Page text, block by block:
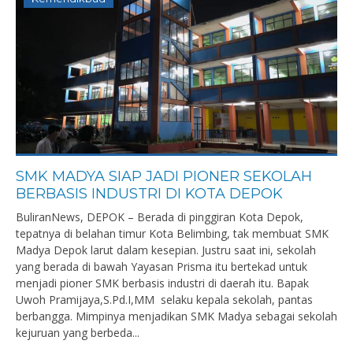
SMK MADYA SIAP JADI PIONER SEKOLAH
BERBASIS INDUSTRI DI KOTA DEPOK
BuliranNews, DEPOK – Berada di pinggiran Kota Depok,
tepatnya di belahan timur Kota Belimbing, tak membuat SMK
Madya Depok larut dalam kesepian. Justru saat ini, sekolah
yang berada di bawah Yayasan Prisma itu bertekad untuk
menjadi pioner SMK berbasis industri di daerah itu. Bapak
Uwoh Pramijaya,S.Pd.I,MM selaku kepala sekolah, pantas
berbangga. Mimpinya menjadikan SMK Madya sebagai sekolah
kejuruan yang berbeda...